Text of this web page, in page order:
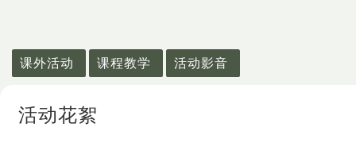
课外活动
课程教学 活动影音
活动花絮